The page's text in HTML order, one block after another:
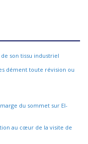
son tissu industriel
dément toute révision ou
du sommet sur El-
au cœur de la visite de